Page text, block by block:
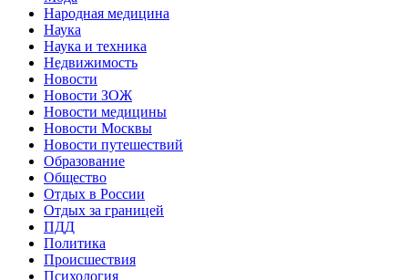
Народная медицина
Наука
Наука и техника
Недвижимость
Новости
Новости ЗОЖ
Новости медицины
Новости Москвы
Новости путешествий
Образование
Общество
Отдых в России
Отдых за границей
ПДД
Политика
Происшествия
Психология